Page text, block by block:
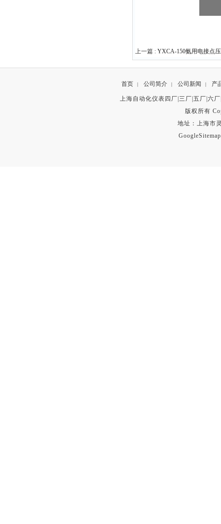
上一篇 : YXCA-150氨用电接点
首页 | 公司简介 | 公司新闻 | 产
上海自动化仪表四厂|三厂|五厂|六
版权所有
地址：上海市
GoogleSitemap